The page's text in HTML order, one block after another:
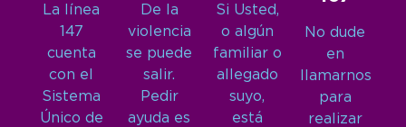
La línea
147
cuenta
con el
Sistema
Único de
De la
violencia
se puede
salir.
Pedir
ayuda es
Si Usted,
o algún
familiar o
allegado
suyo,
está
No dude
en
llamarnos
para
realizar